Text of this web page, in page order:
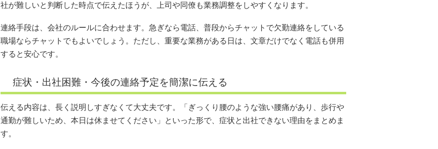
社が難しいと判断した時点で伝えたほうが、上司や同僚も業務調整をしやすくなります。
連絡手段は、会社のルールに合わせます。急ぎなら電話、普段からチャットで欠勤連絡をしている
職場ならチャットでもよいでしょう。ただし、重要な業務がある日は、文章だけでなく電話も併用
すると安心です。
症状・出社困難・今後の連絡予定を簡潔に伝える
伝える内容は、長く説明しすぎなくて大丈夫です。「ぎっくり腰のような強い腰痛があり、歩行や
通勤が難しいため、本日は休ませてください」といった形で、症状と出社できない理由をまとめま
す。